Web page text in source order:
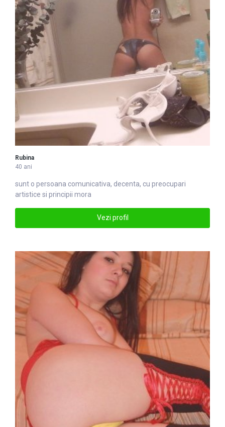
Rubina
40 ani
sunt o persoana comunicativa, decenta, cu preocupari
artistice si principii mora
Vezi profil